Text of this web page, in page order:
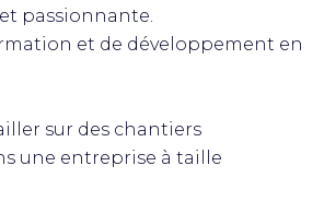
passionnante.
et de développement en
sur des chantiers
une entreprise à taille